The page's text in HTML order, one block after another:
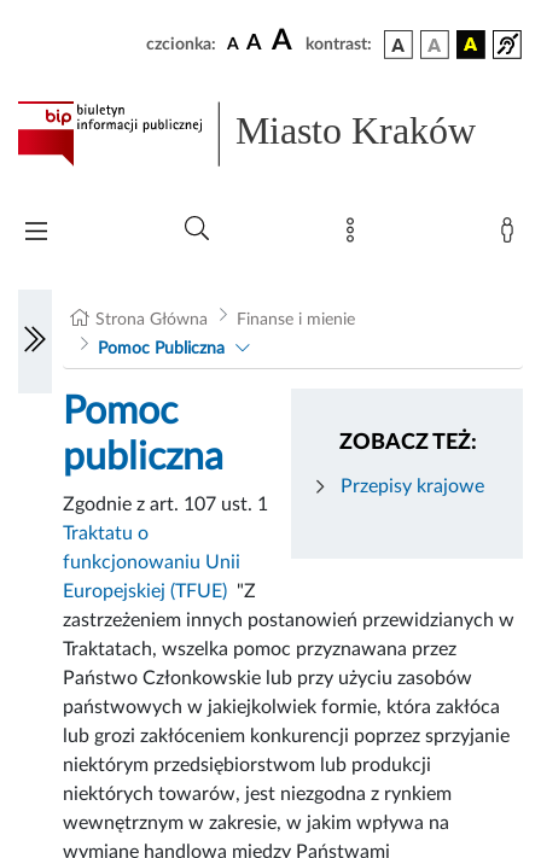
czcionka: A A A kontrast:
Miasto Kraków
Strona Główna
Finanse i mienie
Pomoc Publiczna
ZOBACZ TEŻ:
Przepisy krajowe
Pomoc
publiczna
Zgodnie z art. 107 ust. 1
Traktatu o
funkcjonowaniu Unii
Europejskiej (TFUE) "Z
zastrzeżeniem innych postanowień przewidzianych w
Traktatach, wszelka pomoc przyznawana przez
Państwo Członkowskie lub przy użyciu zasobów
państwowych w jakiejkolwiek formie, która zakłóca
lub grozi zakłóceniem konkurencji poprzez sprzyjanie
niektórym przedsiębiorstwom lub produkcji
niektórych towarów, jest niezgodna z rynkiem
wewnętrznym w zakresie, w jakim wpływa na
wymianę handlową między Państwami